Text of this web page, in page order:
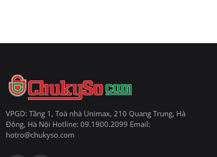
VPGD: Tầng 1, Toà nhà Unimax, 210 Quang Trung, Hà
Đông, Hà Nội Hotline: 09.1900.2099 Email:
hotro@chukyso.com